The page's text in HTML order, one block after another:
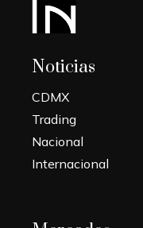
Noticias
CDMX
Trading
Nacional
Internacional